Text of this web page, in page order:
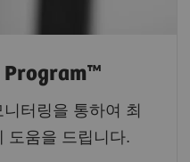
Program™
터링을 통하여 최
도움을 드립니다.